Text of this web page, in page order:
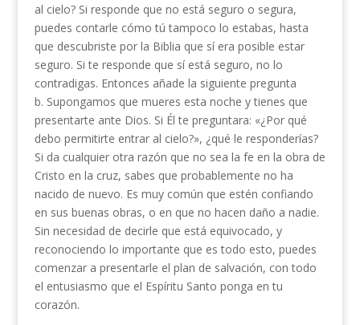
al cielo? Si responde que no está seguro o segura,
puedes contarle cómo tú tampoco lo estabas, hasta
que descubriste por la Biblia que sí era posible estar
seguro. Si te responde que sí está seguro, no lo
contradigas. Entonces añade la siguiente pregunta
b. Supongamos que mueres esta noche y tienes que
presentarte ante Dios. Si Él te preguntara: «¿Por qué
debo permitirte entrar al cielo?», ¿qué le responderías?
Si da cualquier otra razón que no sea la fe en la obra de
Cristo en la cruz, sabes que probablemente no ha
nacido de nuevo. Es muy común que estén confiando
en sus buenas obras, o en que no hacen daño a nadie.
Sin necesidad de decirle que está equivocado, y
reconociendo lo importante que es todo esto, puedes
comenzar a presentarle el plan de salvación, con todo
el entusiasmo que el Espíritu Santo ponga en tu
corazón.